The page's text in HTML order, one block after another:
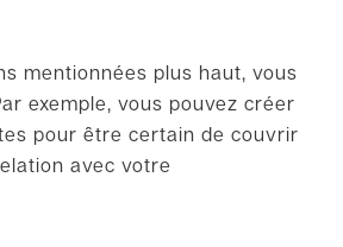
mentionnées plus haut, vous
exemple, vous pouvez créer
pour être certain de couvrir
avec votre